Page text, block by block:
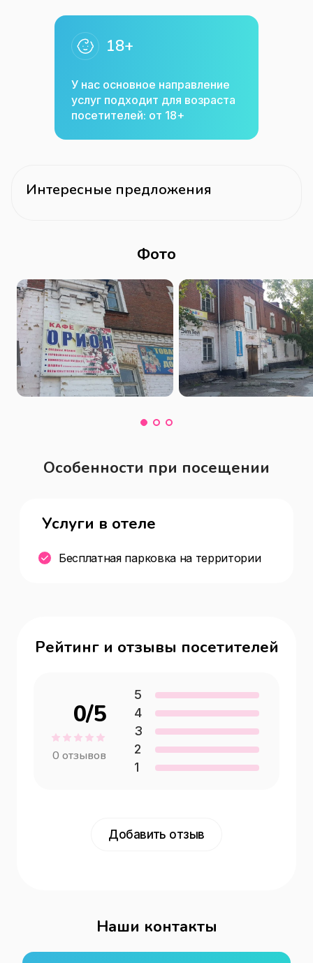
18+
У нас основное направление
услуг подходит для возраста
посетителей: от 18+
Интересные предложения
Фото
Особенности при посещении
Услуги в отеле
Бесплатная парковка на территории
Рейтинг и отзывы посетителей
0/5
0 отзывов
5
4
3
2
1
Добавить отзыв
Наши контакты